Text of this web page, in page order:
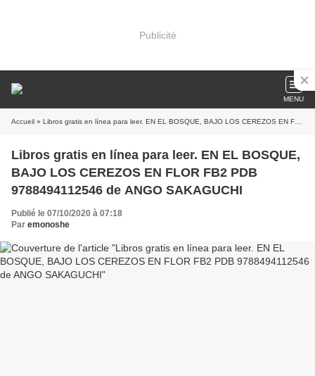
Publicité
MENU
Accueil » Libros gratis en línea para leer. EN EL BOSQUE, BAJO LOS CEREZOS EN FLOR FB2 PDB 9788494112546 de ANGO SAKAGUCHI
Libros gratis en línea para leer. EN EL BOSQUE,
BAJO LOS CEREZOS EN FLOR FB2 PDB
9788494112546 de ANGO SAKAGUCHI
Publié le 07/10/2020 à 07:18
Par emonoshe